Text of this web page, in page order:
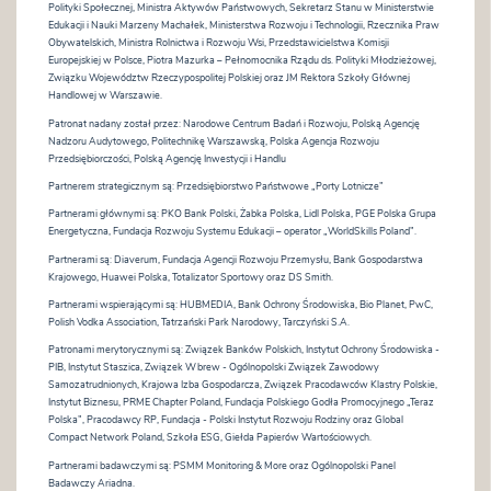
Polityki Społecznej, Ministra Aktywów Państwowych, Sekretarz Stanu w Ministerstwie
Edukacji i Nauki Marzeny Machałek, Ministerstwa Rozwoju i Technologii, Rzecznika Praw
Obywatelskich, Ministra Rolnictwa i Rozwoju Wsi, Przedstawicielstwa Komisji
Europejskiej w Polsce, Piotra Mazurka – Pełnomocnika Rządu ds. Polityki Młodzieżowej,
Związku Województw Rzeczypospolitej Polskiej oraz JM Rektora Szkoły Głównej
Handlowej w Warszawie.
Patronat nadany został przez: Narodowe Centrum Badań i Rozwoju, Polską Agencję
Nadzoru Audytowego, Politechnikę Warszawską, Polska Agencja Rozwoju
Przedsiębiorczości, Polską Agencję Inwestycji i Handlu
Partnerem strategicznym są: Przedsiębiorstwo Państwowe „Porty Lotnicze”
Partnerami głównymi są: PKO Bank Polski, Żabka Polska, Lidl Polska, PGE Polska Grupa
Energetyczna, Fundacja Rozwoju Systemu Edukacji – operator „WorldSkills Poland”.
Partnerami są: Diaverum, Fundacja Agencji Rozwoju Przemysłu, Bank Gospodarstwa
Krajowego, Huawei Polska, Totalizator Sportowy oraz DS Smith.
Partnerami wspierającymi są: HUBMEDIA, Bank Ochrony Środowiska, Bio Planet, PwC,
Polish Vodka Association, Tatrzański Park Narodowy, Tarczyński S.A.
Patronami merytorycznymi są: Związek Banków Polskich, Instytut Ochrony Środowiska -
PIB, Instytut Staszica, Związek Wbrew - Ogólnopolski Związek Zawodowy
Samozatrudnionych, Krajowa Izba Gospodarcza, Związek Pracodawców Klastry Polskie,
Instytut Biznesu, PRME Chapter Poland, Fundacja Polskiego Godła Promocyjnego „Teraz
Polska”, Pracodawcy RP, Fundacja - Polski Instytut Rozwoju Rodziny oraz Global
Compact Network Poland, Szkoła ESG, Giełda Papierów Wartościowych.
Partnerami badawczymi są: PSMM Monitoring & More oraz Ogólnopolski Panel
Badawczy Ariadna.